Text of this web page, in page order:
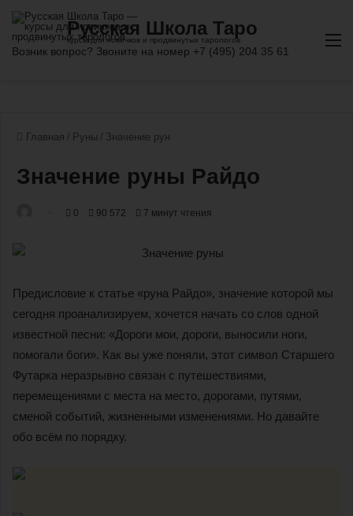
Главная / Руны / Значение рун
Значение руны Райдо
0 90 572 7 минут чтения
Предисловие к статье «руна Райдо», значение которой мы
сегодня проанализируем, хочется начать со слов одной
известной песни: «Дороги мои, дороги, выносили ноги,
помогали боги». Как вы уже поняли, этот символ Старшего
Футарка неразрывно связан с путешествиями,
перемещениями с места на место, дорогами, путями,
сменой событий, жизненными изменениями. Но давайте
обо всём по порядку.